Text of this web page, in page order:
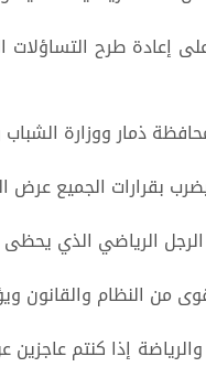
إعادة طرح التساؤلات
ذمار ووزارة
بقرارات الجميع
الرجل الرياضي الذي
من النظام
إذا كنتم